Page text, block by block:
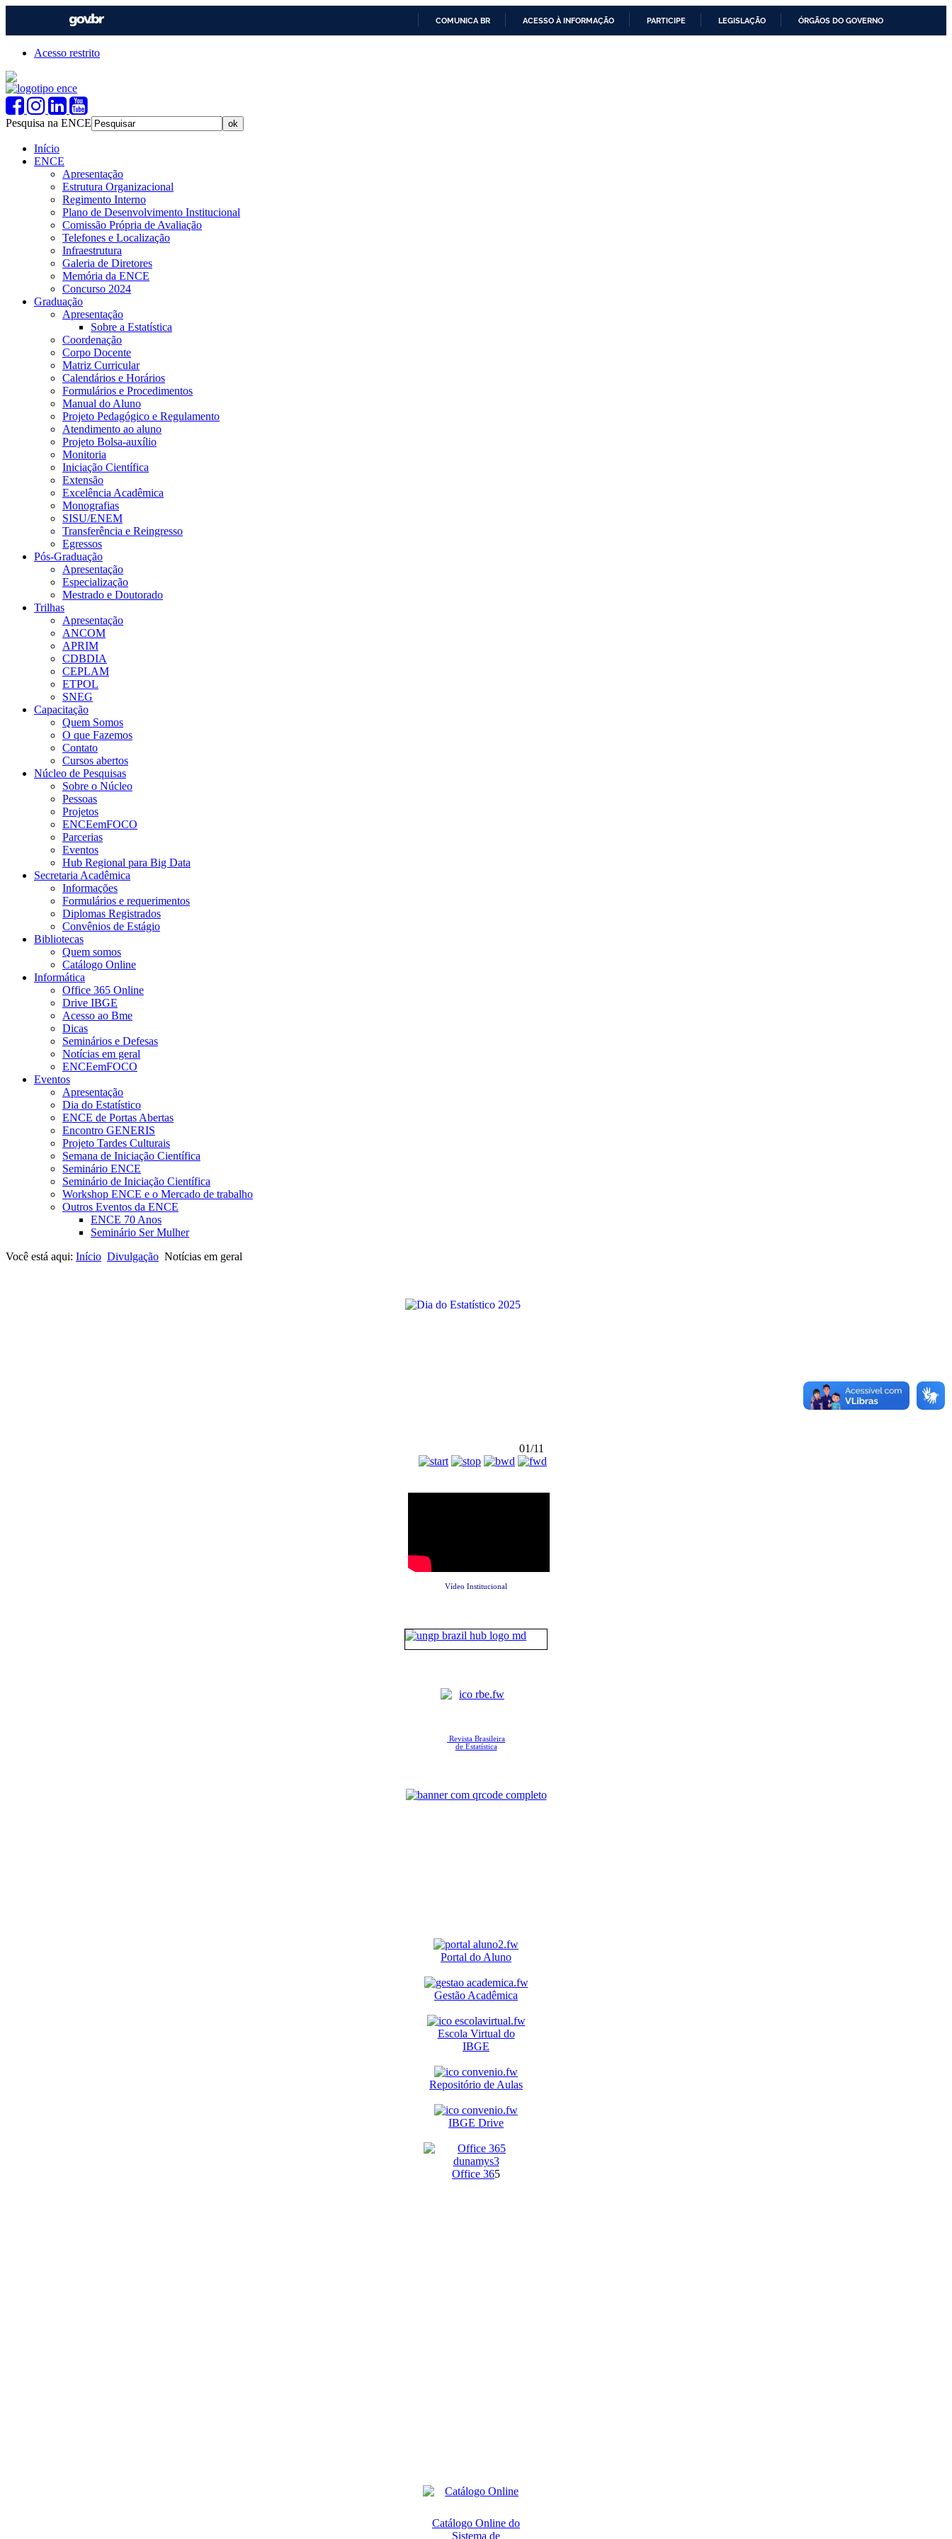
COMUNICA BR ACESSO À INFORMAÇÃO PARTICIPE LEGISLAÇÃO ÓRGÃOS DO GOVERNO
Acesso restrito
Pesquisa na ENCE
Início
ENCE
Apresentação
Estrutura Organizacional
Regimento Interno
Plano de Desenvolvimento Institucional
Comissão Própria de Avaliação
Telefones e Localização
Infraestrutura
Galeria de Diretores
Memória da ENCE
Concurso 2024
Graduação
Apresentação
Sobre a Estatística
Coordenação
Corpo Docente
Matriz Curricular
Calendários e Horários
Formulários e Procedimentos
Manual do Aluno
Projeto Pedagógico e Regulamento
Atendimento ao aluno
Projeto Bolsa-auxílio
Monitoria
Iniciação Científica
Extensão
Excelência Acadêmica
Monografias
SISU/ENEM
Transferência e Reingresso
Egressos
Pós-Graduação
Apresentação
Especialização
Mestrado e Doutorado
Trilhas
Apresentação
ANCOM
APRIM
CDBDIA
CEPLAM
ETPOL
SNEG
Capacitação
Quem Somos
O que Fazemos
Contato
Cursos abertos
Núcleo de Pesquisas
Sobre o Núcleo
Pessoas
Projetos
ENCEemFOCO
Parcerias
Eventos
Hub Regional para Big Data
Secretaria Acadêmica
Informações
Formulários e requerimentos
Diplomas Registrados
Convênios de Estágio
Bibliotecas
Quem somos
Catálogo Online
Informática
Office 365 Online
Drive IBGE
Acesso ao Bme
Dicas
Seminários e Defesas
Notícias em geral
ENCEemFOCO
Eventos
Apresentação
Dia do Estatístico
ENCE de Portas Abertas
Encontro GENERIS
Projeto Tardes Culturais
Semana de Iniciação Científica
Seminário ENCE
Seminário de Iniciação Científica
Workshop ENCE e o Mercado de trabalho
Outros Eventos da ENCE
ENCE 70 Anos
Seminário Ser Mulher
Você está aqui: Início Divulgação Notícias em geral
01/11
Vídeo Institucional
Revista Brasileira
de Estatística
Portal do Aluno
Gestão Acadêmica
Escola Virtual do
IBGE
Repositório de Aulas
IBGE Drive
Office 365
Catálogo Online do
Sistema de